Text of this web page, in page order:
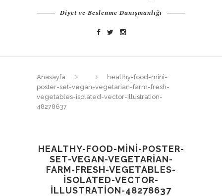
Diyet ve Beslenme Danışmanlığı
Anasayfa
healthy-food-mini-
poster-set-vegan-vegetarian-farm-fresh-
vegetables-isolated-vector-illustration-
48278637
HEALTHY-FOOD-MINI-POSTER-
SET-VEGAN-VEGETARIAN-
FARM-FRESH-VEGETABLES-
ISOLATED-VECTOR-
ILLUSTRATION-48278637